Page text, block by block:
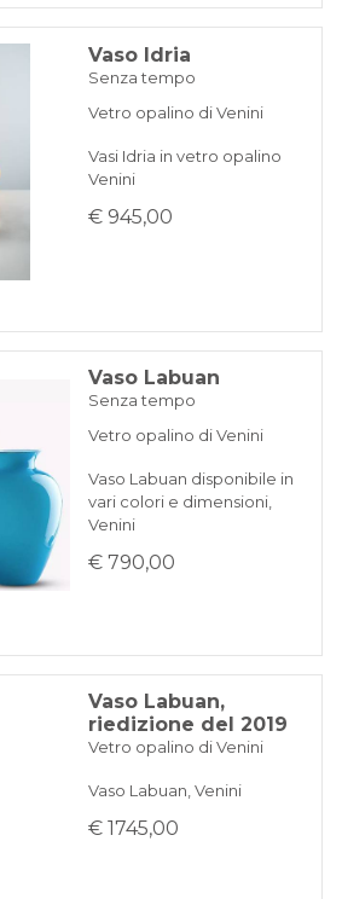
Vaso Idria
Senza tempo
Vetro opalino di Venini
Vasi Idria in vetro opalino
Venini
€ 945,00
Vaso Labuan
Senza tempo
Vetro opalino di Venini
Vaso Labuan disponibile in
vari colori e dimensioni,
Venini
€ 790,00
Vaso Labuan,
riedizione del 2019
Vetro opalino di Venini
Vaso Labuan, Venini
€ 1745,00